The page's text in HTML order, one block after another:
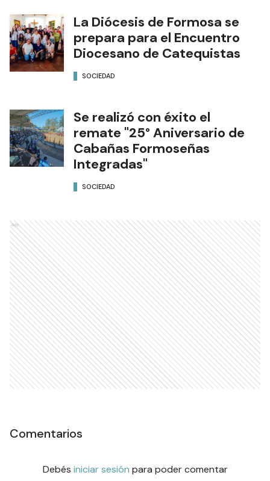
La Diócesis de Formosa se
prepara para el Encuentro
Diocesano de Catequistas
SOCIEDAD
Se realizó con éxito el
remate "25° Aniversario de
Cabañas Formoseñas
Integradas"
SOCIEDAD
Ads
Comentarios
Debés iniciar sesión para poder comentar